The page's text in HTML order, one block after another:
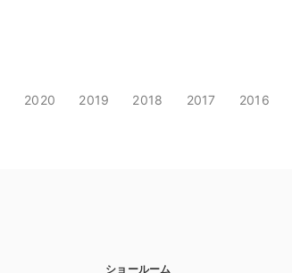
2020 2019 2018 2017 2016
ショールーム